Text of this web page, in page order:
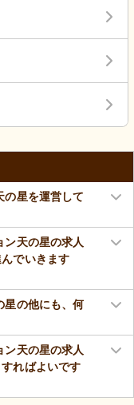
の星を運営して
ン天の星の求人
でいきます
星の他にも、何
ン天の星の求人
ればよいです